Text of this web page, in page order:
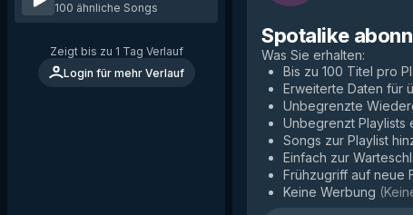
100 ähnliche Songs
Zeigt bis zu 1 Tag Verlauf
Login für mehr Verlauf
Spotalike
Was Sie erhalten:
Bis zu 100 Titel pro
Erweiterte Daten für
Unbegrenzte
Unbegrenzt Playlists
Songs zur Playlist
Einfach zur
Frühzugriff auf neue
Keine Werbung (